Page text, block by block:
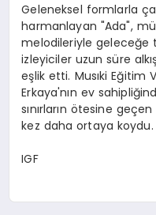
Geleneksel formlarla
harmanlayan "Ada",
melodileriyle geleceğe
izleyiciler uzun süre
eşlik etti. Musıki Eğitim
Erkaya'nın ev
sınırların ötesine
kez daha ortaya koydu.
IGF